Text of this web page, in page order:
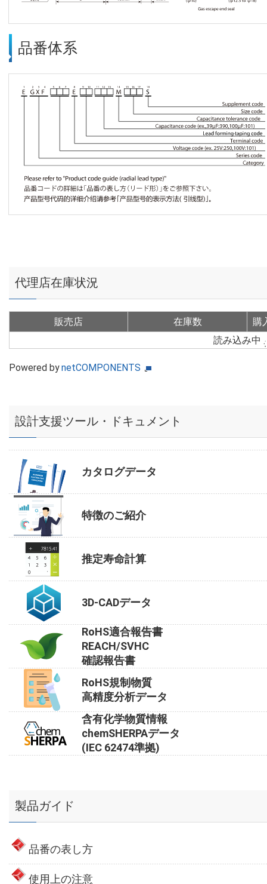
品番体系
代理店在庫状況
販売店 在庫数
購
読み込み中
Powered bynetCOMPONENTS
設計支援ツール・ドキュメント
カタログデータ
特徴のご紹介
推定寿命計算
3D-CADデータ
RoHS適合報告書
REACH/SVHC
確認報告書
RoHS規制物質
高精度分析データ
含有化学物質情報
chemSHERPAデータ
(IEC 62474準拠)
製品ガイド
品番の表し方
使用上の注意